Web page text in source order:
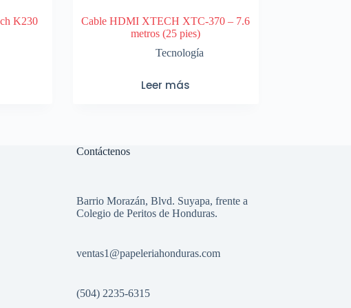
K230
Cable HDMI XTECH XTC-370 – 7.6
metros (25 pies)
Tecnología
Leer más
Contáctenos
Barrio Morazán, Blvd. Suyapa, frente a
Colegio de Peritos de Honduras.
ventas1 @papeleriahonduras.com
(504) 2235-6315